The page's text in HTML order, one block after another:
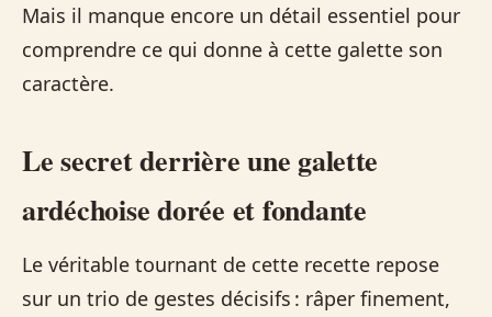
Mais il manque encore un détail essentiel pour
comprendre ce qui donne à cette galette son
caractère.
Le secret derrière une galette
ardéchoise dorée et fondante
Le véritable tournant de cette recette repose
sur un trio de gestes décisifs : râper finement,